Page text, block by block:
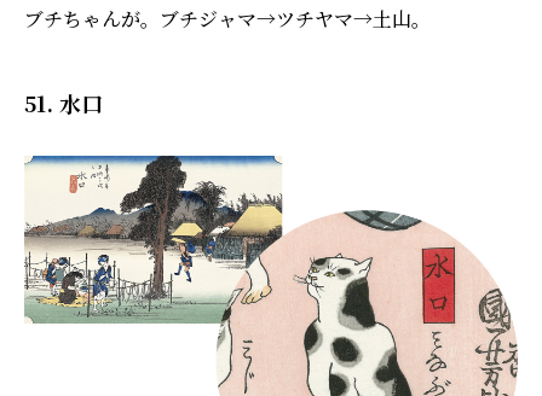
ブチちゃんが。ブチジャマ→ツチヤマ→土山。
51. 水口